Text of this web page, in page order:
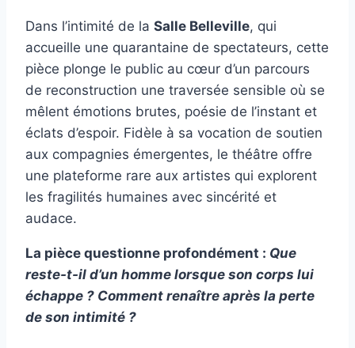
Dans l’intimité de la Salle Belleville, qui
accueille une quarantaine de spectateurs, cette
pièce plonge le public au cœur d’un parcours
de reconstruction une traversée sensible où se
mêlent émotions brutes, poésie de l’instant et
éclats d’espoir. Fidèle à sa vocation de soutien
aux compagnies émergentes, le théâtre offre
une plateforme rare aux artistes qui explorent
les fragilités humaines avec sincérité et
audace.
La pièce questionne profondément : Que
reste-t-il d’un homme lorsque son corps lui
échappe ? Comment renaître après la perte
de son intimité ?